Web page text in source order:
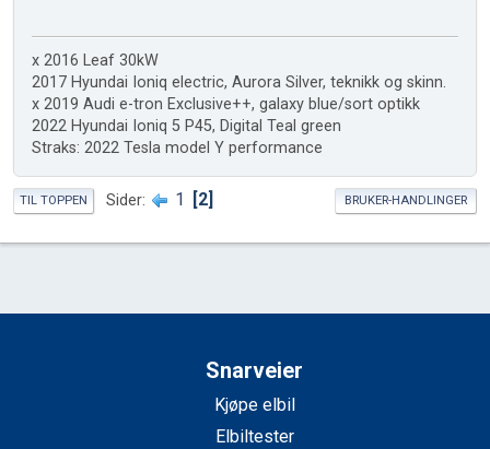
x 2016 Leaf 30kW
2017 Hyundai Ioniq electric, Aurora Silver, teknikk og skinn.
x 2019 Audi e-tron Exclusive++, galaxy blue/sort optikk
2022 Hyundai Ioniq 5 P45, Digital Teal green
Straks: 2022 Tesla model Y performance
TIL TOPPEN Sider 1 2 BRUKER-HANDLINGER
Snarveier
Kjøpe elbil
Elbiltester